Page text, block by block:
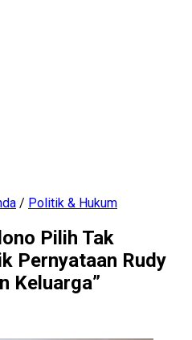
/ Politik & Hukum
Pilih Tak
Pernyataan Rudy
Keluarga”